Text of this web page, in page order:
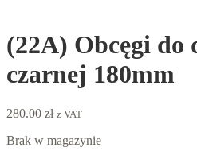
(22A) Obcęgi do
czarnej 180mm
280.00 zł z VAT
Brak w magazynie